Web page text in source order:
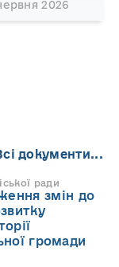
2026
документи...
ради
змін до
громади